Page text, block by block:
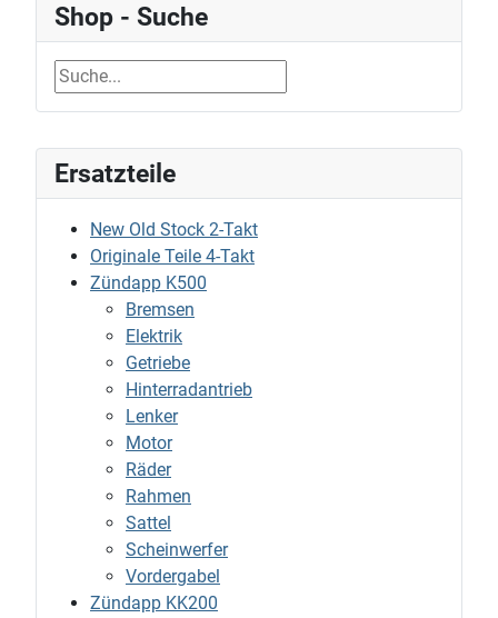
Ersatzteile
New Old Stock 2-Takt
Originale Teile 4-Takt
Zündapp K500
Bremsen
Elektrik
Getriebe
Hinterradantrieb
Lenker
Motor
Räder
Rahmen
Sattel
Scheinwerfer
Vordergabel
Zündapp KK200
Shop - Suche